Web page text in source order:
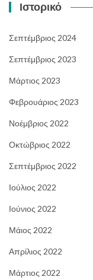
Ιστορικό
Σεπτέμβριος 2024
Σεπτέμβριος 2023
Μάρτιος 2023
Φεβρουάριος 2023
Νοέμβριος 2022
Οκτώβριος 2022
Σεπτέμβριος 2022
Ιούλιος 2022
Ιούνιος 2022
Μάιος 2022
Απρίλιος 2022
Μάρτιος 2022